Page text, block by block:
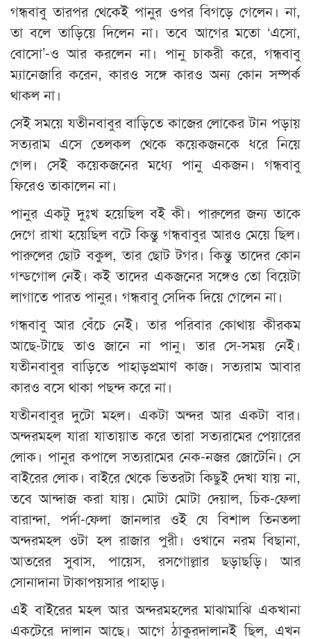
গন্ধবাবু তারপর থেকেই পানুর ওপর বিগড়ে গেলেন। না,
তা বলে তাড়িয়ে দিলেন না। তবে আগের মতো ‘এসো,
বোসো’-ও আর করলেন না। পানু চাকরী করে, গন্ধবাবু
ম্যানেজারি করেন, কারও সঙ্গে কারও অন্য কোন সম্পর্ক
থাকল না।
সেই সময়ে যতীনবাবুর বাড়িতে কাজের লোকের টান পড়ায়
সত্যরাম এসে তেলকল থেকে কয়েকজনকে ধরে নিয়ে
গেল। সেই কয়েকজনের মধ্যে পানু একজন। গন্ধবাবু
ফিরেও তাকালেন না।
পানুর একটু দুঃখ হয়েছিল বই কী। পারুলের জন্য তাকে
দেগে রাখা হয়েছিল বটে কিন্তু গন্ধবাবুর আরও মেয়ে ছিল।
পারুলের ছোট বকুল, তার ছোট টগর। কিন্তু তাদের কোন
গন্ডগোল নেই। কই তাদের একজনের সঙ্গেও তো বিয়েটা
লাগাতে পারত পানুর। গন্ধবাবু সেদিক দিয়ে গেলেন না।
গন্ধবাবু আর বেঁচে নেই। তার পরিবার কোথায় কীরকম
আছে-টাছে তাও জানে না পানু। তার সে-সময় নেই।
যতীনবাবুর বাড়িতে পাহাড়প্রমাণ কাজ। সত্যরাম আবার
কারও বসে থাকা পছন্দ করে না।
যতীনবাবুর দুটো মহল। একটা অন্দর আর একটা বার।
অন্দরমহল যারা যাতায়াত করে তারা সত্যরামের পেয়ারের
লোক। পানুর কপালে সত্যরামের নেক-নজর জোটেনি। সে
বাইরের লোক। বাইরে থেকে ভিতরটা কিছুই দেখা যায় না,
তবে আন্দাজ করা যায়। মোটা মোটা দেয়াল, চিক-ফেলা
বারান্দা, পর্দা-ফেলা জানলার ওই যে বিশাল তিনতলা
অন্দরমহল ওটা হল রাজার পুরী। ওখানে নরম বিছানা,
আতরের সুবাস, পায়েস, রসগোল্লার ছড়াছড়ি। আর
সোনাদানা টাকাপয়সার পাহাড়।
এই বাইরের মহল আর অন্দরমহলের মাঝামাঝি একখানা
একটেরে দালান আছে। আগে ঠাকুরদালানই ছিল, এখন